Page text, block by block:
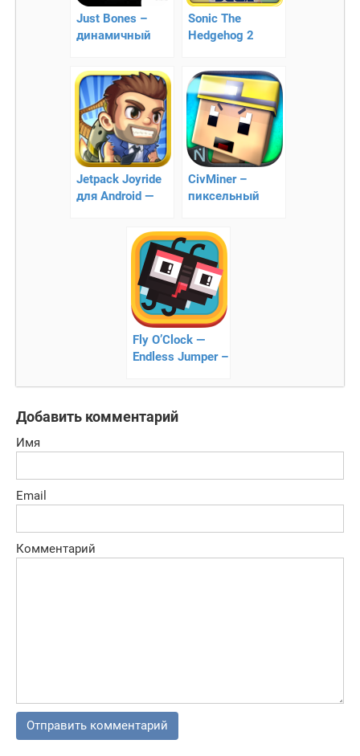
Just Bones –
динамичный
Sonic The
Hedgehog 2
Jetpack Joyride
для Android —
CivMiner –
пиксельный
Fly O’Clock —
Endless Jumper –
скачки букашек
через стрелки
часов!
Добавить комментарий
Имя
Email
Комментарий